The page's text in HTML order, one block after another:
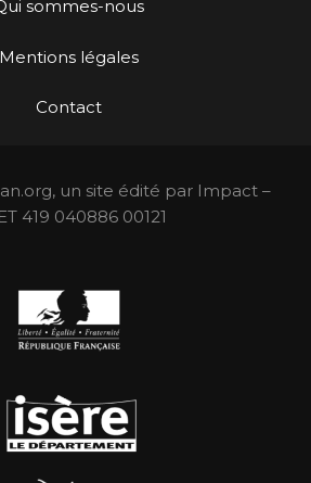
sommes-nous
Mentions légales
Contact
un site édité par Impact –
419 040886 00121